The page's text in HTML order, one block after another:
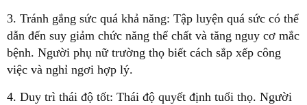
3. Tránh gắng sức quá khả năng: Tập luyện quá sức có thể
dẫn đến suy giảm chức năng thể chất và tăng nguy cơ mắc
bệnh. Người phụ nữ trường thọ biết cách sắp xếp công
việc và nghỉ ngơi hợp lý.
4. Duy trì thái độ tốt: Thái độ quyết định tuổi thọ. Người